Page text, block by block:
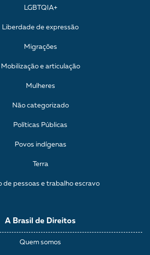
A Brasil de Direitos
Quem somos
LGBTQIA+
Liberdade de expressão
Migrações
Mobilização e articulação
Mulheres
Não categorizado
Políticas Públicas
Povos indígenas
Terra
de pessoas e trabalho escravo